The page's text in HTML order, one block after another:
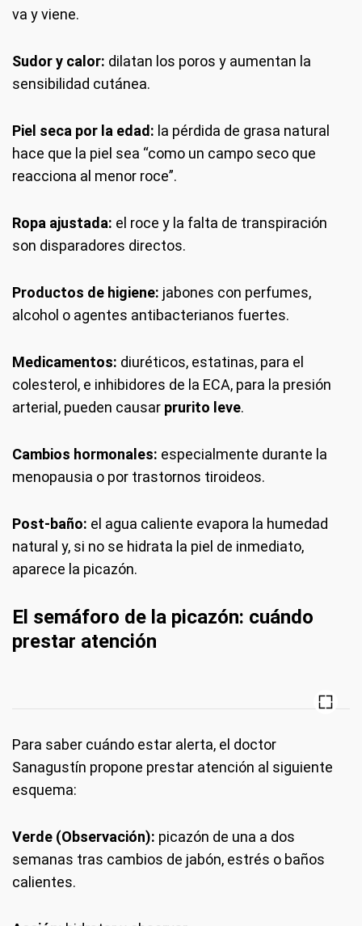
va y viene.
Sudor y calor: dilatan los poros y aumentan la
sensibilidad cutánea.
Piel seca por la edad: la pérdida de grasa natural
hace que la piel sea “como un campo seco que
reacciona al menor roce”.
Ropa ajustada: el roce y la falta de transpiración
son disparadores directos.
Productos de higiene: jabones con perfumes,
alcohol o agentes antibacterianos fuertes.
Medicamentos: diuréticos, estatinas, para el
colesterol, e inhibidores de la ECA, para la presión
arterial, pueden causar prurito leve.
Cambios hormonales: especialmente durante la
menopausia o por trastornos tiroideos.
Post-baño: el agua caliente evapora la humedad
natural y, si no se hidrata la piel de inmediato,
aparece la picazón.
El semáforo de la picazón: cuándo
prestar atención
Para saber cuándo estar alerta, el doctor
Sanagustín propone prestar atención al siguiente
esquema:
Verde (Observación): picazón de una a dos
semanas tras cambios de jabón, estrés o baños
calientes.